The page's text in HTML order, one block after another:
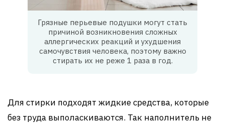
Грязные перьевые подушки могут стать
причиной возникновения сложных
аллергических реакций и ухудшения
самочувствия человека, поэтому важно
стирать их не реже 1 раза в год.
Для стирки подходят жидкие средства, которые
без труда выполаскиваются. Так наполнитель не